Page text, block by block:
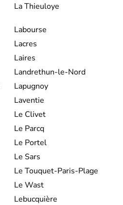
La Thieuloye
Labourse
Lacres
Laires
Landrethun-le-Nord
Lapugnoy
Laventie
Le Clivet
Le Parcq
Le Portel
Le Sars
Le Touquet-Paris-Plage
Le Wast
Lebucquière